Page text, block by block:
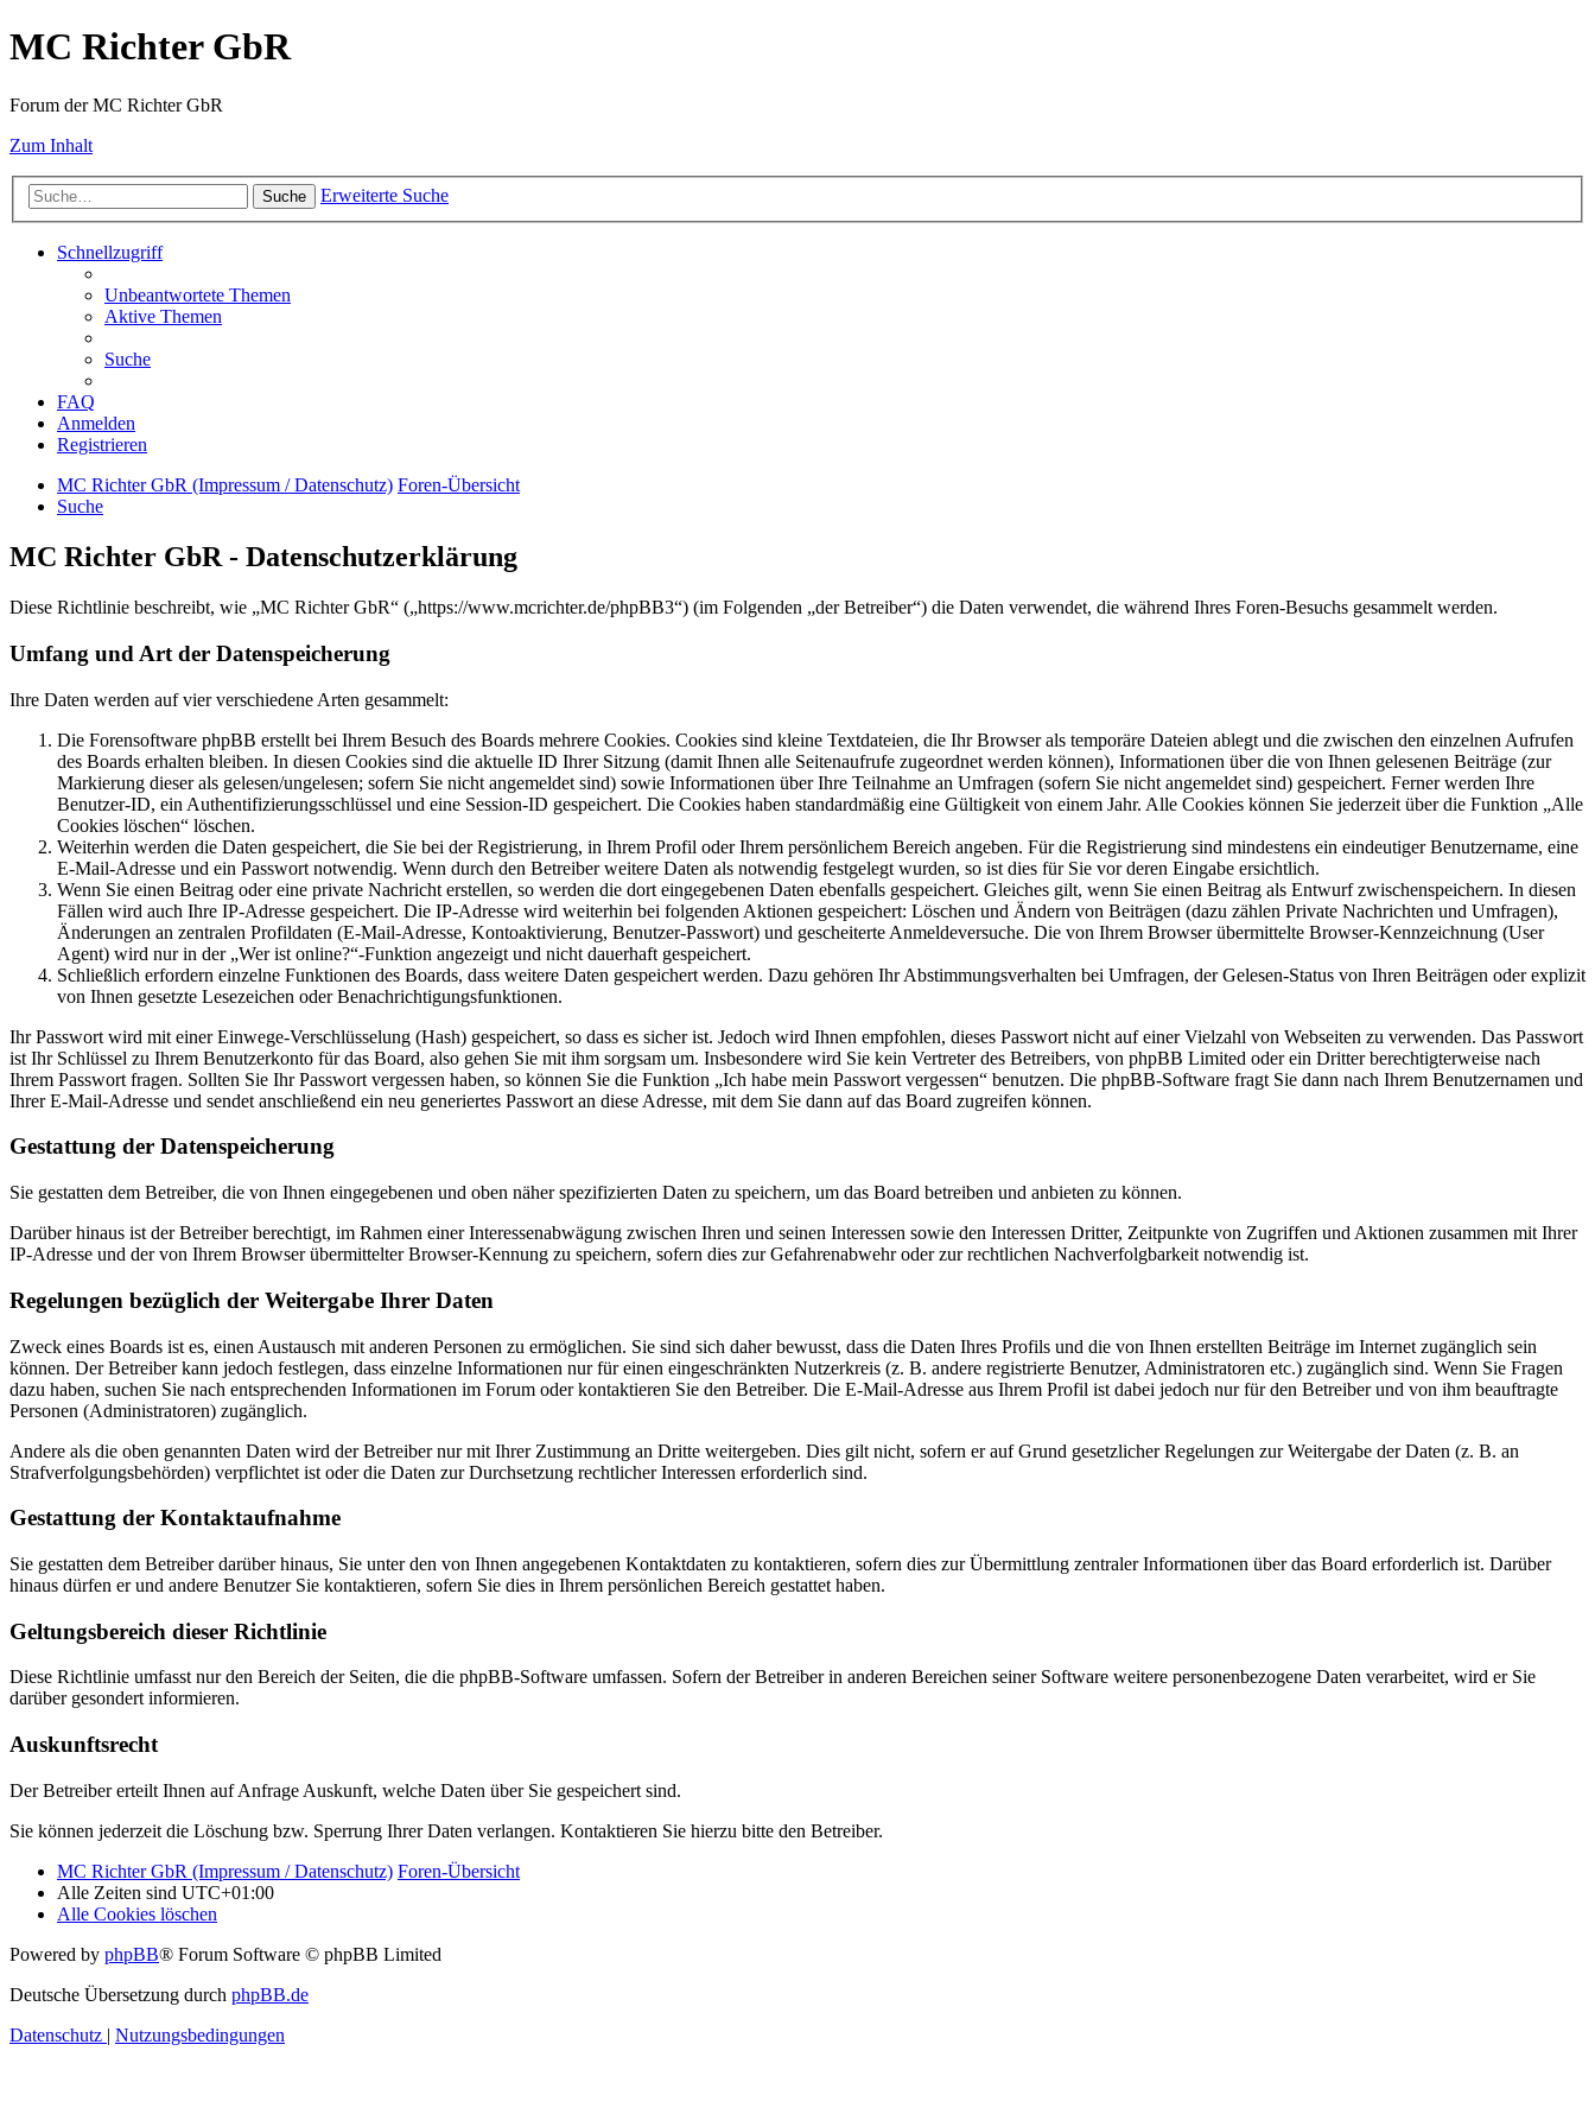
MC Richter GbR
Forum der MC Richter GbR
Zum Inhalt
Suche Erweiterte Suche
Schnellzugriff
Unbeantwortete Themen
Aktive Themen
Suche
FAQ
Anmelden
Registrieren
MC Richter GbR (Impressum / Datenschutz) Foren-Übersicht
Suche
MC Richter GbR - Datenschutzerklärung
Diese Richtlinie beschreibt, wie „MC Richter GbR“ („https://www.mcrichter.de/phpBB3“) (im Folgenden „der Betreiber“) die Daten verwendet, die während Ihres Foren-Besuchs gesammelt werden.
Umfang und Art der Datenspeicherung
Ihre Daten werden auf vier verschiedene Arten gesammelt:
Die Forensoftware phpBB erstellt bei Ihrem Besuch des Boards mehrere Cookies. Cookies sind kleine Textdateien, die Ihr Browser als temporäre Dateien ablegt und die zwischen den einzelnen Aufrufen
des Boards erhalten bleiben. In diesen Cookies sind die aktuelle ID Ihrer Sitzung (damit Ihnen alle Seitenaufrufe zugeordnet werden können), Informationen über die von Ihnen gelesenen Beiträge (zur
Markierung dieser als gelesen/ungelesen; sofern Sie nicht angemeldet sind) sowie Informationen über Ihre Teilnahme an Umfragen (sofern Sie nicht angemeldet sind) gespeichert. Ferner werden Ihre
Benutzer-ID, ein Authentifizierungsschlüssel und eine Session-ID gespeichert. Die Cookies haben standardmäßig eine Gültigkeit von einem Jahr. Alle Cookies können Sie jederzeit über die Funktion „Alle
Cookies löschen“ löschen.
Weiterhin werden die Daten gespeichert, die Sie bei der Registrierung, in Ihrem Profil oder Ihrem persönlichem Bereich angeben. Für die Registrierung sind mindestens ein eindeutiger Benutzername, eine
E-Mail-Adresse und ein Passwort notwendig. Wenn durch den Betreiber weitere Daten als notwendig festgelegt wurden, so ist dies für Sie vor deren Eingabe ersichtlich.
Wenn Sie einen Beitrag oder eine private Nachricht erstellen, so werden die dort eingegebenen Daten ebenfalls gespeichert. Gleiches gilt, wenn Sie einen Beitrag als Entwurf zwischenspeichern. In diesen
Fällen wird auch Ihre IP-Adresse gespeichert. Die IP-Adresse wird weiterhin bei folgenden Aktionen gespeichert: Löschen und Ändern von Beiträgen (dazu zählen Private Nachrichten und Umfragen),
Änderungen an zentralen Profildaten (E-Mail-Adresse, Kontoaktivierung, Benutzer-Passwort) und gescheiterte Anmeldeversuche. Die von Ihrem Browser übermittelte Browser-Kennzeichnung (User
Agent) wird nur in der „Wer ist online?“-Funktion angezeigt und nicht dauerhaft gespeichert.
Schließlich erfordern einzelne Funktionen des Boards, dass weitere Daten gespeichert werden. Dazu gehören Ihr Abstimmungsverhalten bei Umfragen, der Gelesen-Status von Ihren Beiträgen oder explizit
von Ihnen gesetzte Lesezeichen oder Benachrichtigungsfunktionen.
Ihr Passwort wird mit einer Einwege-Verschlüsselung (Hash) gespeichert, so dass es sicher ist. Jedoch wird Ihnen empfohlen, dieses Passwort nicht auf einer Vielzahl von Webseiten zu verwenden. Das Passwort
ist Ihr Schlüssel zu Ihrem Benutzerkonto für das Board, also gehen Sie mit ihm sorgsam um. Insbesondere wird Sie kein Vertreter des Betreibers, von phpBB Limited oder ein Dritter berechtigterweise nach
Ihrem Passwort fragen. Sollten Sie Ihr Passwort vergessen haben, so können Sie die Funktion „Ich habe mein Passwort vergessen“ benutzen. Die phpBB-Software fragt Sie dann nach Ihrem Benutzernamen und
Ihrer E-Mail-Adresse und sendet anschließend ein neu generiertes Passwort an diese Adresse, mit dem Sie dann auf das Board zugreifen können.
Gestattung der Datenspeicherung
Sie gestatten dem Betreiber, die von Ihnen eingegebenen und oben näher spezifizierten Daten zu speichern, um das Board betreiben und anbieten zu können.
Darüber hinaus ist der Betreiber berechtigt, im Rahmen einer Interessenabwägung zwischen Ihren und seinen Interessen sowie den Interessen Dritter, Zeitpunkte von Zugriffen und Aktionen zusammen mit Ihrer
IP-Adresse und der von Ihrem Browser übermittelter Browser-Kennung zu speichern, sofern dies zur Gefahrenabwehr oder zur rechtlichen Nachverfolgbarkeit notwendig ist.
Regelungen bezüglich der Weitergabe Ihrer Daten
Zweck eines Boards ist es, einen Austausch mit anderen Personen zu ermöglichen. Sie sind sich daher bewusst, dass die Daten Ihres Profils und die von Ihnen erstellten Beiträge im Internet zugänglich sein
können. Der Betreiber kann jedoch festlegen, dass einzelne Informationen nur für einen eingeschränkten Nutzerkreis (z. B. andere registrierte Benutzer, Administratoren etc.) zugänglich sind. Wenn Sie Fragen
dazu haben, suchen Sie nach entsprechenden Informationen im Forum oder kontaktieren Sie den Betreiber. Die E-Mail-Adresse aus Ihrem Profil ist dabei jedoch nur für den Betreiber und von ihm beauftragte
Personen (Administratoren) zugänglich.
Andere als die oben genannten Daten wird der Betreiber nur mit Ihrer Zustimmung an Dritte weitergeben. Dies gilt nicht, sofern er auf Grund gesetzlicher Regelungen zur Weitergabe der Daten (z. B. an
Strafverfolgungsbehörden) verpflichtet ist oder die Daten zur Durchsetzung rechtlicher Interessen erforderlich sind.
Gestattung der Kontaktaufnahme
Sie gestatten dem Betreiber darüber hinaus, Sie unter den von Ihnen angegebenen Kontaktdaten zu kontaktieren, sofern dies zur Übermittlung zentraler Informationen über das Board erforderlich ist. Darüber
hinaus dürfen er und andere Benutzer Sie kontaktieren, sofern Sie dies in Ihrem persönlichen Bereich gestattet haben.
Geltungsbereich dieser Richtlinie
Diese Richtlinie umfasst nur den Bereich der Seiten, die die phpBB-Software umfassen. Sofern der Betreiber in anderen Bereichen seiner Software weitere personenbezogene Daten verarbeitet, wird er Sie
darüber gesondert informieren.
Auskunftsrecht
Der Betreiber erteilt Ihnen auf Anfrage Auskunft, welche Daten über Sie gespeichert sind.
Sie können jederzeit die Löschung bzw. Sperrung Ihrer Daten verlangen. Kontaktieren Sie hierzu bitte den Betreiber.
MC Richter GbR (Impressum / Datenschutz) Foren-Übersicht
Alle Zeiten sind UTC+01:00
Alle Cookies löschen
Powered by phpBB® Forum Software © phpBB Limited
Deutsche Übersetzung durch phpBB.de
Datenschutz | Nutzungsbedingungen